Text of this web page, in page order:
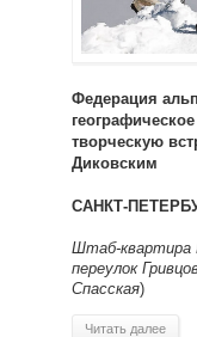
Федерация
творческую
Диковским
САНКТ-
Штаб-квартира
переулок
Спасская)
Читать далее